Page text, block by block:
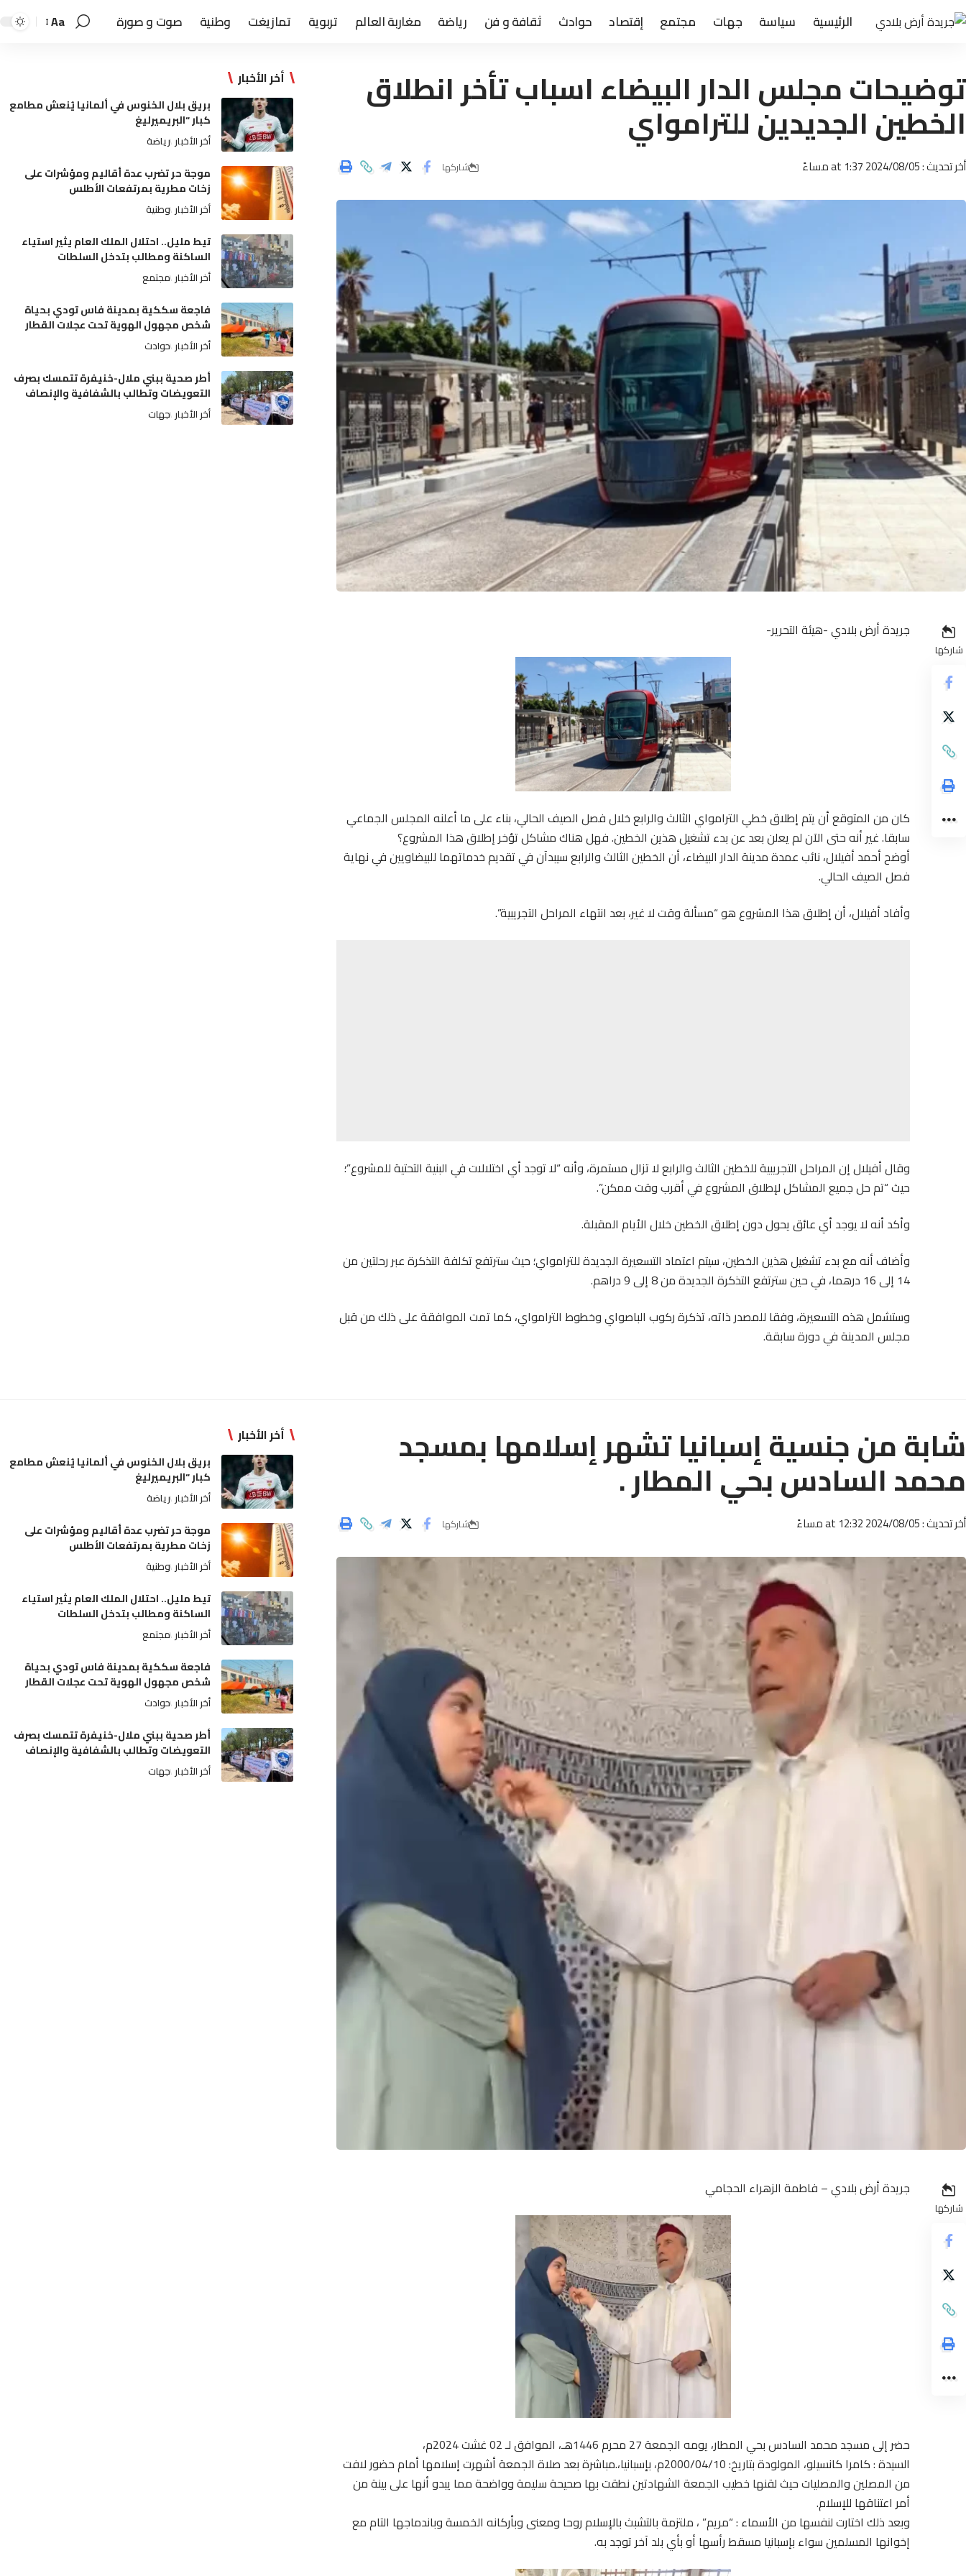
الرئيسية سياسة جهات مجتمع إقتصاد حوادث ثقافة و فن رياضة مغاربة العالم تربوية تمازيغت وطنية صوت و صورة Aa
توضيحات مجلس الدار البيضاء اسباب تأخر انطلاق
الخطين الجديدين للترامواي
أخر تحديث : 2024/08/05 at 1:37 مساءً شاركها
شاركها
جريدة أرض بلادي -هيئة التحرير-
كان من المتوقع أن يتم إطلاق خطي الترامواي الثالث والرابع خلال فصل الصيف الحالي، بناء على ما أعلنه المجلس الجماعي
سابقا. غير أنه حتى الآن لم يعلن بعد عن بدء تشغيل هذين الخطين. فهل هناك مشاكل تؤخر إطلاق هذا المشروع؟
أوضح أحمد أفيلال، نائب عمدة مدينة الدار البيضاء، أن الخطين الثالث والرابع سيبدآن في تقديم خدماتهما للبيضاويين في نهاية
فصل الصيف الحالي.
وأفاد أفيلال، أن إطلاق هذا المشروع هو “مسألة وقت لا غير، بعد انتهاء المراحل التجريبية”.
وقال أفيلال إن المراحل التجريبية للخطين الثالث والرابع لا تزال مستمرة، وأنه “لا توجد أي اختلالات في البنية التحتية للمشروع”؛
حيث “تم حل جميع المشاكل لإطلاق المشروع في أقرب وقت ممكن”.
وأكد أنه لا يوجد أي عائق يحول دون إطلاق الخطين خلال الأيام المقبلة.
وأضاف أنه مع بدء تشغيل هذين الخطين، سيتم اعتماد التسعيرة الجديدة للترامواي؛ حيث سترتفع تكلفة التذكرة عبر رحلتين من
14 إلى 16 درهما، في حين سترتفع التذكرة الجديدة من 8 إلى 9 دراهم.
وستشمل هذه التسعيرة، وفقا للمصدر ذاته، تذكرة ركوب الباصواي وخطوط الترامواي، كما تمت الموافقة على ذلك من قبل
مجلس المدينة في دورة سابقة.
أخر الأخبار
بريق بلال الخنوس في ألمانيا يُنعش مطامع
كبار “البريميرليغ
أخر الأخبار رياضة
موجة حر تضرب عدة أقاليم ومؤشرات على
زخات مطرية بمرتفعات الأطلس
أخر الأخبار وطنية
تيط مليل.. احتلال الملك العام يثير استياء
الساكنة ومطالب بتدخل السلطات
أخر الأخبار مجتمع
فاجعة سككية بمدينة فاس تودي بحياة
شخص مجهول الهوية تحت عجلات القطار
أخر الأخبار حوادث
أطر صحية ببني ملال-خنيفرة تتمسك بصرف
التعويضات وتطالب بالشفافية والإنصاف
أخر الأخبار جهات
شابة من جنسية إسبانيا تشهر إسلامها بمسجد
محمد السادس بحي المطار .
أخر تحديث : 2024/08/05 at 12:32 مساءً شاركها
شاركها
جريدة أرض بلادي – فاطمة الزهراء الحجامي
حضر إلى مسجد محمد السادس بحي المطار، يومه الجمعة 27 محرم 1446هـ، الموافق لـ 02 غشت 2024م،
السيدة : كامرا كانسيلو، المولودة بتاريخ: 2000/04/10م، بإسبانيا،.مباشرة بعد صلاة الجمعة أشهرت إسلامها أمام حضور لافت
من المصلين والمصليات حيث لقنها خطيب الجمعة الشهادتين نطقت بها صحيحة سليمة وواضحة مما يبدو أنها على بينة من
أمر اعتناقها للإسلام.
وبعد ذلك اختارت لنفسها من الأسماء : “مريم” ، ملتزمة بالتشبث بالإسلام روحا ومعنى وبأركانه الخمسة وباندماجها التام مع
إخوانها المسلمين سواء بإسبانيا مسقط رأسها أو بأي بلد آخر توجد به.
أخر الأخبار
بريق بلال الخنوس في ألمانيا يُنعش مطامع
كبار “البريميرليغ
أخر الأخبار رياضة
موجة حر تضرب عدة أقاليم ومؤشرات على
زخات مطرية بمرتفعات الأطلس
أخر الأخبار وطنية
تيط مليل.. احتلال الملك العام يثير استياء
الساكنة ومطالب بتدخل السلطات
أخر الأخبار مجتمع
فاجعة سككية بمدينة فاس تودي بحياة
شخص مجهول الهوية تحت عجلات القطار
أخر الأخبار حوادث
أطر صحية ببني ملال-خنيفرة تتمسك بصرف
التعويضات وتطالب بالشفافية والإنصاف
أخر الأخبار جهات